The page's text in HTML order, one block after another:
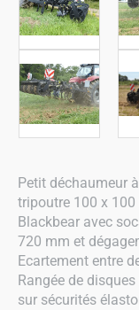
Petit déchaumeur
tripoutre 100 x
Blackbear avec
720 mm et
Ecartement entre
Rangée de
sur sécurités